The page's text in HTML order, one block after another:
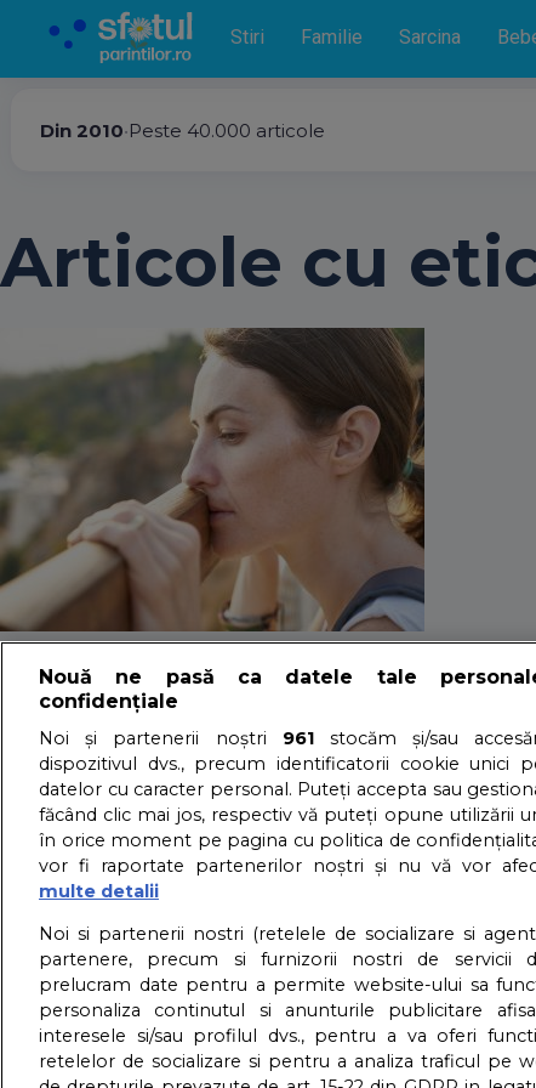
Stiri Familie Sarcina
Din 2010•Peste 40.000 articole
Articole cu
Motivul
obosit
30/07/2025 - Adriana Vaduva - Vizualizari:2180
Ti se intampla sa te straduiesti din rasputeri sa ramai
About us – Despre
GDPR –
Nouă ne pasă ca datele tale
confidențiale
Noi și partenerii noștri 961stocăm și/sau
dispozitivul dvs., precum identificatorii cookie unici
datelor cu caracter personal. Puteți accepta sau
făcând clic mai jos, respectiv vă puteți opune utilizării
în orice moment pe pagina cu politica de
vor fi raportate partenerilor noștri și nu vă vor
multe detalii
Noi si partenerii nostri (retelele de socializare si
partenere, precum si furnizorii nostri de servicii
prelucram date pentru a permite website-ului sa
personaliza continutul si anunturile publicitare
interesele si/sau profilul dvs., pentru a va oferi
retelelor de socializare si pentru a analiza traficul pe